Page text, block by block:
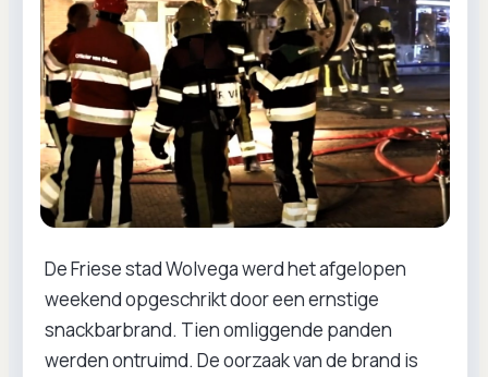
De Friese stad Wolvega werd het afgelopen
weekend opgeschrikt door een ernstige
snackbarbrand. Tien omliggende panden
werden ontruimd. De oorzaak van de brand is